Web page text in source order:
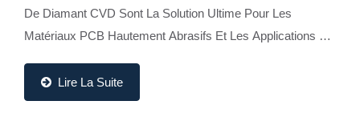
De Diamant CVD Sont La Solution Ultime Pour Les
Matériaux PCB Hautement Abrasifs Et Les Applications De
Lire La Suite